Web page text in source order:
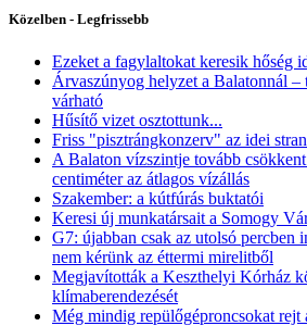
Közelben - Legfrissebb
Ezeket a fagylaltokat keresik hőség
Árvaszúnyog helyzet a Balatonnál –
várható
Hűsítő vizet osztottunk...
Friss "pisztrángkonzerv" az idei
A Balaton vízszintje tovább
centiméter az átlagos vízállás
Szakember: a kútfúrás buktatói
Keresi új munkatársait a Somogy
G7: újabban csak az utolsó percben
nem kérünk az éttermi mirelitből
Megjavították a Keszthelyi Kórház
klímaberendezését
Még mindig repülőgéproncsokat rejt